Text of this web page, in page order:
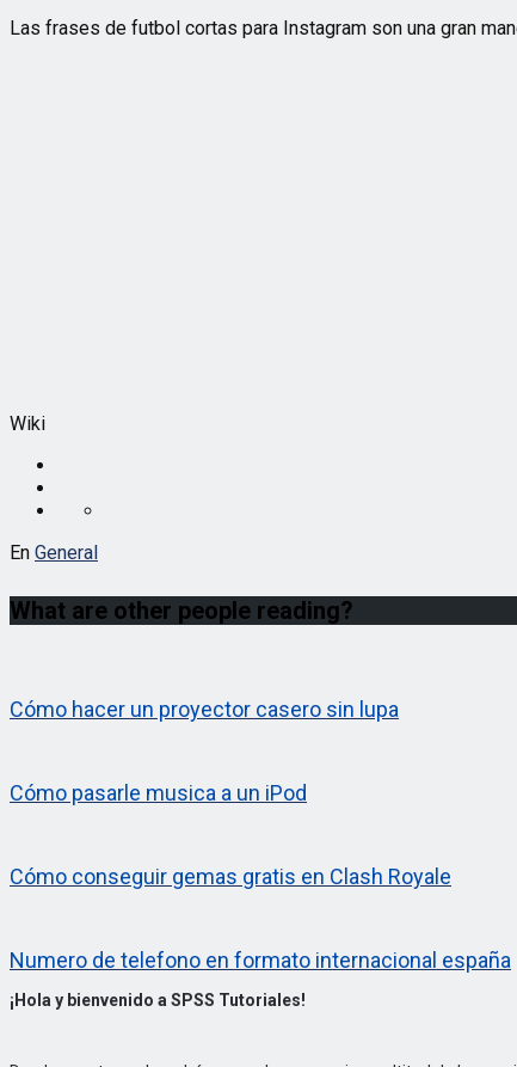
Las frases de futbol cortas para Instagram son una gran
Wiki
En General
What are other people reading?
Cómo hacer un proyector casero sin lupa
Cómo pasarle musica a un iPod
Cómo conseguir gemas gratis en Clash Royale
Numero de telefono en formato internacional españa
¡Hola y bienvenido a SPSS Tutoriales!